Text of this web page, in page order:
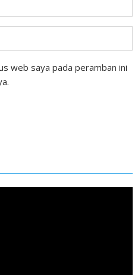
web saya pada peramban ini